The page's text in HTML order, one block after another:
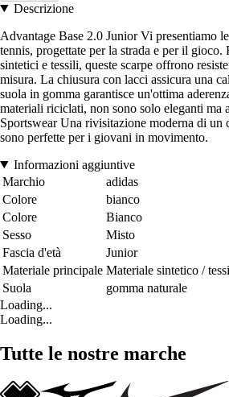
Descrizione
Advantage Base 2.0 Junior Vi presentiamo
tennis, progettate per la strada e per il gioco.
sintetici e tessili, queste scarpe offrono
misura. La chiusura con lacci assicura una
suola in gomma garantisce un'ottima
materiali riciclati, non sono solo eleganti ma
Sportswear Una rivisitazione moderna di un
sono perfette per i giovani in movimento.
Informazioni aggiuntive
Marchio
adidas
Colore
bianco
Colore
Bianco
Sesso
Misto
Fascia d'età
Junior
Materiale principale Materiale sintetico /
Suola
gomma naturale
Loading...
Loading...
Tutte le nostre marche